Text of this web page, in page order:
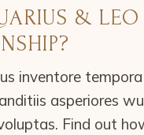
& LEO
inventore
asperiores
Find out